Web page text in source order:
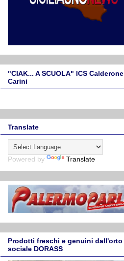
"CIAK... A SCUOLA" ICS Calderone
Carini
Translate
Powered by Translate
Prodotti freschi e genuini dall'orto
sociale DORASS